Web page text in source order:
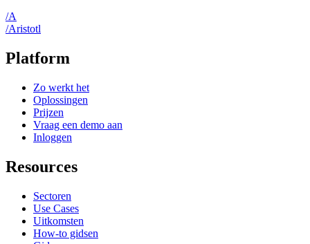
/A
/Aristotl
Platform
Zo werkt het
Oplossingen
Prijzen
Vraag een demo aan
Inloggen
Resources
Sectoren
Use Cases
Uitkomsten
How-to gidsen